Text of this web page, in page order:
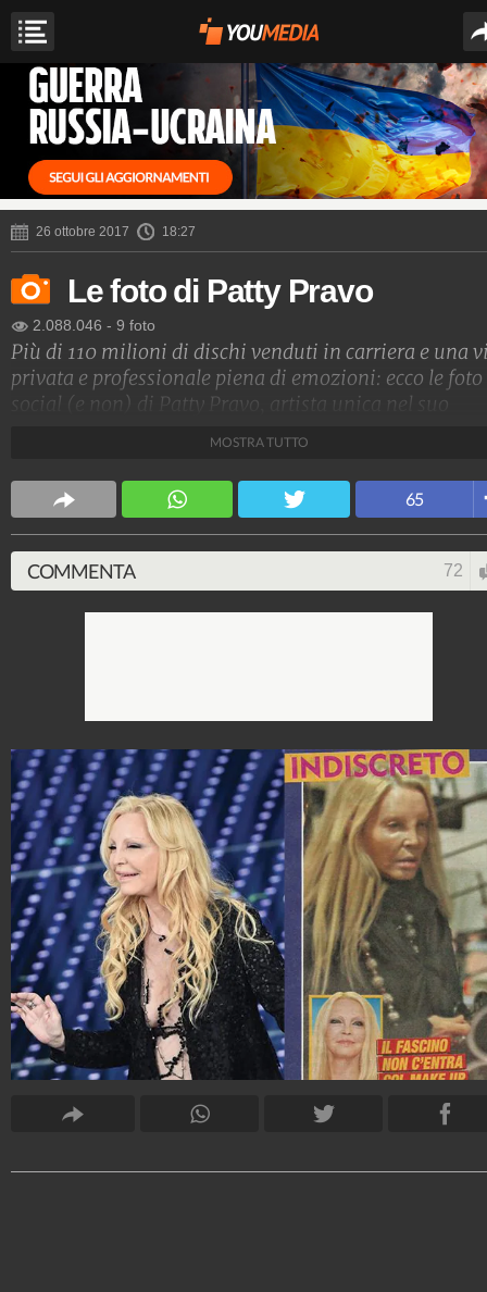
26 ottobre 2017 18:27
Le foto di Patty Pravo
2.088.046 - 9 foto
Più di 110 milioni di dischi venduti in carriera e una
privata e professionale piena di emozioni: ecco le foto
social (e non) di Patty Pravo, artista unica nel suo
Spettacolo Fanpage
4.053.397.156 9.455 video 76.076 foto
MOSTRA TUTTO
65
COMMENTA 72